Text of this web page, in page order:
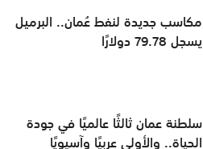
مكاسب جديدة لنفط عُمان.. البرميل
يسجل 79.78 دولارًا
سلطنة عمان ثالثًا عالميًا في جودة
الحياة.. والأولى عربيًا وآسيويًا